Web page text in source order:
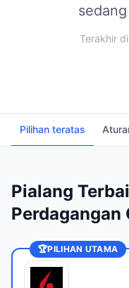
Terakhir
Pilihan teratas
Pialang
Perdagangan
🏆PILIHAN UTAMA